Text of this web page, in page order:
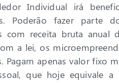
Individual irá
Poderão fazer parte
com receita bruta
a lei, os
apenas valor fixo
que hoje equivale